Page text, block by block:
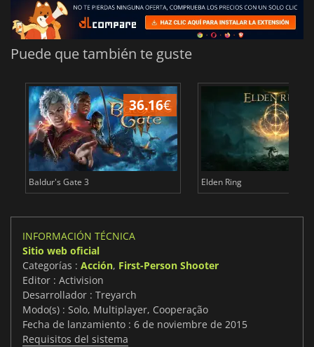
Puede que también te guste
36.16€
Baldur's Gate 3 Elden Ring
INFORMACIÓN TÉCNICA
Sitio web oficial
Categorías : Acción, First-Person Shooter
Editor : Activision
Desarrollador : Treyarch
Modo(s) : Solo, Multiplayer, Cooperação
Fecha de lanzamiento : 6 de noviembre de 2015
Requisitos del sistema